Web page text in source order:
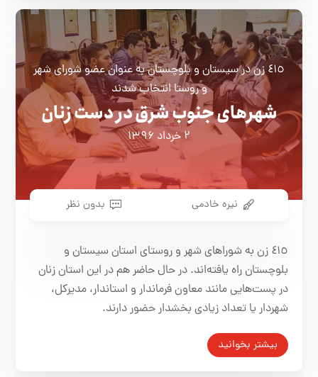
٤١٥ زن در سیستان و بلوچستان به عنوان عضو شورای شهر
و روستا انتخاب شدند
شهر‌های جنوب شرق در دست زنان
۲ خرداد ۱۳۹۶
نیره خادمی بدون نظر
٤١٥ زن به شوراهای شهر و روستای استان سیستان و
بلوچستان راه یافته‌اند. در حال حاضر هم در این استان زنان
در پست‌هایی مانند معاون فرماندار و استاندار، مدیركل،
شهردار یا تعداد زیادی بخشدار حضور دارند.
بیشتر بخوانید